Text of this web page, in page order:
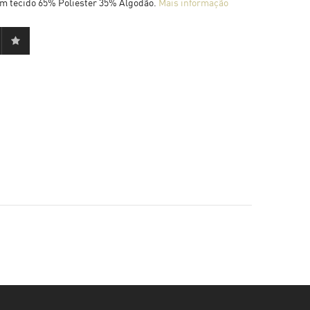
tecido 65% Poliester 35% Algodão. Mais informação